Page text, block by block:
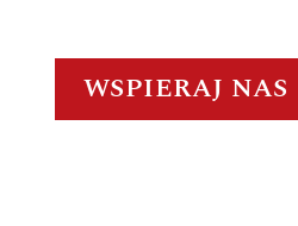
WSPIERAJ NAS